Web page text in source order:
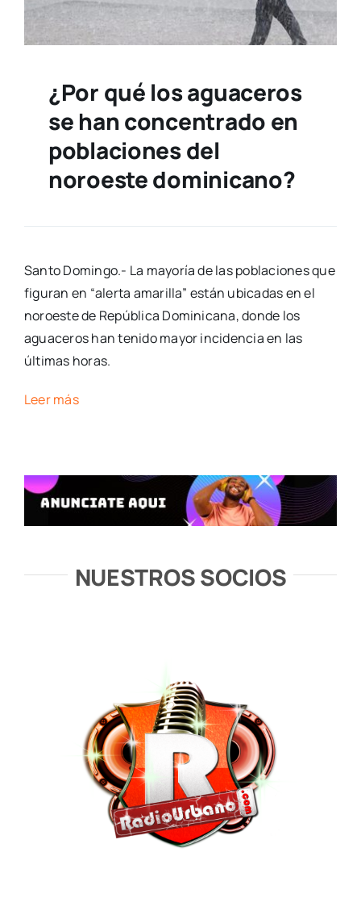
¿Por qué los aguaceros
se han concentrado en
poblaciones del
noroeste dominicano?
Santo Domingo.- La mayoría de las poblaciones que
figuran en “alerta amarilla” están ubicadas en el
noroeste de República Dominicana, donde los
aguaceros han tenido mayor incidencia en las
últimas horas.
Leer más
NUESTROS SOCIOS